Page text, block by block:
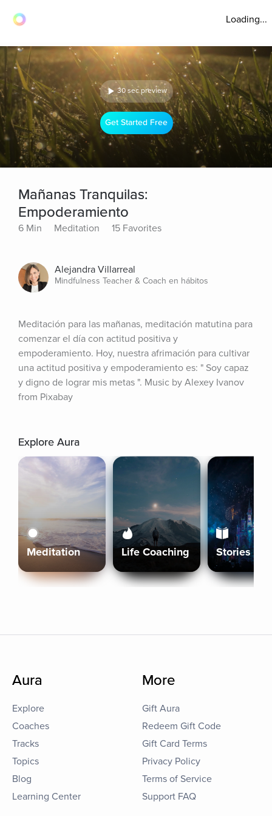
Loading...
30 sec preview
Get Started Free
Mañanas Tranquilas:
Empoderamiento
6 Min Meditation 15 Favorites
Alejandra Villarreal
Mindfulness Teacher & Coach en hábitos
Meditación para las mañanas, meditación matutina para
comenzar el día con actitud positiva y
empoderamiento. Hoy, nuestra afrimación para cultivar
una actitud positiva y empoderamiento es: " Soy capaz
y digno de lograr mis metas ". Music by Alexey Ivanov
from Pixabay
Explore Aura
Meditation Life Coaching Stories
Aura
Explore
Coaches
Tracks
Topics
Blog
Learning Center
More
Gift Aura
Redeem Gift Code
Gift Card Terms
Privacy Policy
Terms of Service
Support FAQ